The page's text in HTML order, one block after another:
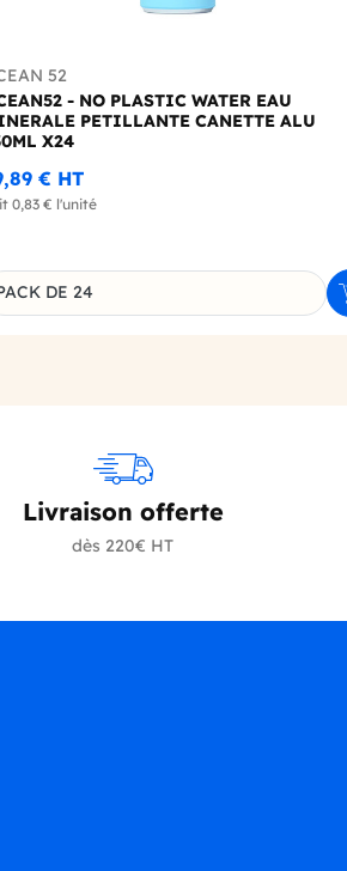
52
- NO PLASTIC WATER EAU
PETILLANTE CANETTE ALU
X24
€ HT
0,83 € l'unité
du produit
DE 24
Livraison offerte
dès 220€ HT